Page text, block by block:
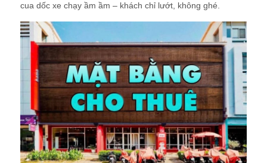
cua dốc xe chạy ầm ầm – khách chỉ lướt, không ghé.